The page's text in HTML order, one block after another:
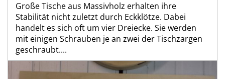
Große Tische aus Massivholz erhalten ihre
Stabilität nicht zuletzt durch Eckklötze. Dabei
handelt es sich oft um vier Dreiecke. Sie werden
mit einigen Schrauben je an zwei der Tischzargen
geschraubt....